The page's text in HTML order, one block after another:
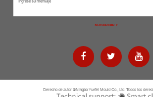
Derecho de autor ©Ningbo Yuefei Mould Co., Ltd. Todos los